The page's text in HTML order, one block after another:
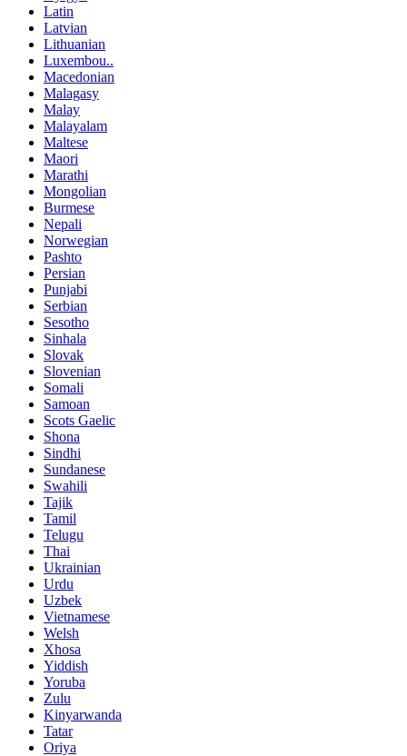
Latin
Latvian
Lithuanian
Luxembou..
Macedonian
Malagasy
Malay
Malayalam
Maltese
Maori
Marathi
Mongolian
Burmese
Nepali
Norwegian
Pashto
Persian
Punjabi
Serbian
Sesotho
Sinhala
Slovak
Slovenian
Somali
Samoan
Scots Gaelic
Shona
Sindhi
Sundanese
Swahili
Tajik
Tamil
Telugu
Thai
Ukrainian
Urdu
Uzbek
Vietnamese
Welsh
Xhosa
Yiddish
Yoruba
Zulu
Kinyarwanda
Tatar
Oriya